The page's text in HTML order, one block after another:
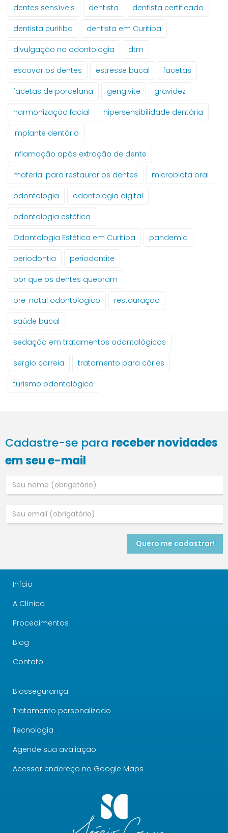
dentes sensíveis dentista dentista certificado
dentista curitiba dentista em Curitiba
divulgação na odontologia dtm
escovar os dentes estresse bucal facetas
facetas de porcelana gengivite gravidez
harmonização facial hipersensibilidade dentária
Implante dentário
inflamação após extração de dente
material para restaurar os dentes microbiota oral
odontologia odontologia digital
odontologia estética
Odontologia Estética em Curitiba pandemia
periodontia periodontite
por que os dentes quebram
pre-natal odontologico restauração
saúde bucal
sedação em tratamentos odontológicos
sergio correia tratamento para cáries
turismo odontológico
Cadastre-se para receber novidades
em seu e-mail
Quero me cadastrar!
Início
A Clínica
Procedimentos
Blog
Contato
Biossegurança
Tratamento personalizado
Tecnologia
Agende sua avaliação
Acessar endereço no Google Maps